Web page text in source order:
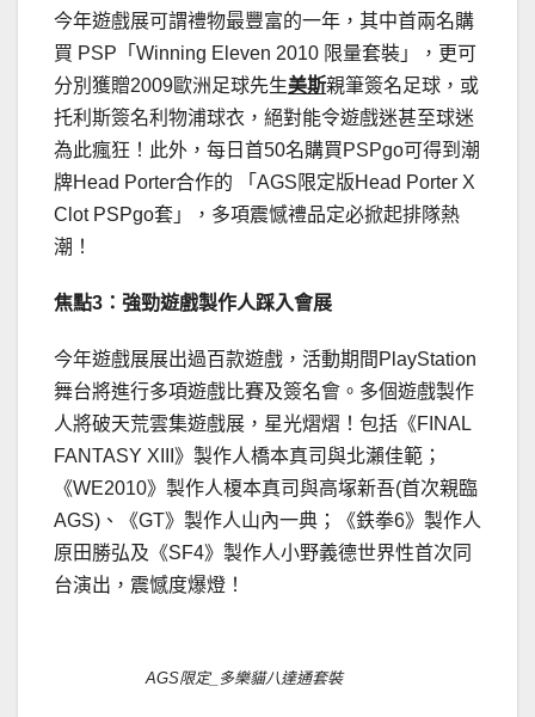
今年遊戲展可謂禮物最豐富的一年，其中首兩名購
買 PSP「Winning Eleven 2010 限量套裝」，更可
分別獲贈2009歐洲足球先生美斯親筆簽名足球，或
托利斯簽名利物浦球衣，絕對能令遊戲迷甚至球迷
為此瘋狂！此外，每日首50名購買PSPgo可得到潮
牌Head Porter合作的 「AGS限定版Head Porter X
Clot PSPgo套」，多項震憾禮品定必掀起排隊熱
潮！
焦點3 ：強勁遊戲製作人踩入會展
今年遊戲展展出過百款遊戲，活動期間PlayStation
舞台將進行多項遊戲比賽及簽名會。多個遊戲製作
人將破天荒雲集遊戲展，星光熠熠！包括《FINAL
FANTASY XIII》製作人橋本真司與北瀨佳範；
《WE2010》製作人榎本真司與高塚新吾(首次親臨
AGS)、《GT》製作人山內一典；《鉄拳6》製作人
原田勝弘及《SF4》製作人小野義德世界性首次同
台演出，震憾度爆燈！
AGS限定_多樂貓八達通套裝